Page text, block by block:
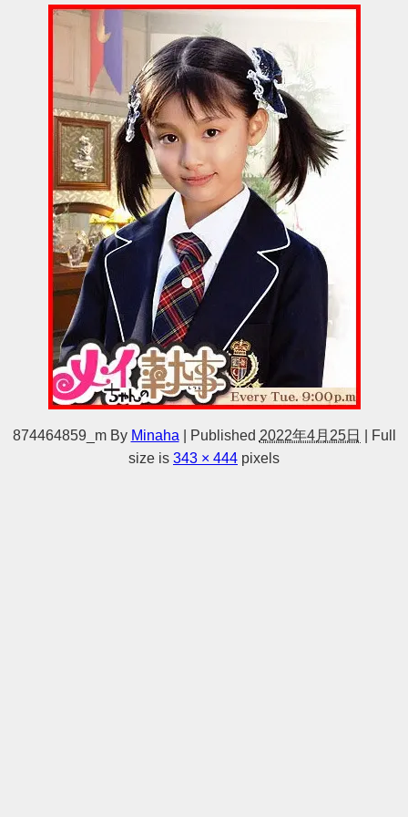
874464859_m By Minaha Published 2022年4月25日
Full
size is 343 × 444 pixels